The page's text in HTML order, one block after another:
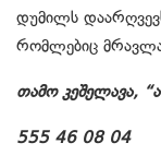
დუმილს დაარღვევს
რომლებიც
თამო კეშელავა,
555 46 08 04